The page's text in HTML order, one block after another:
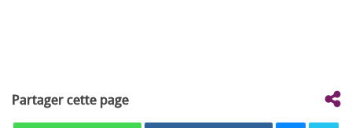
Partager cette page